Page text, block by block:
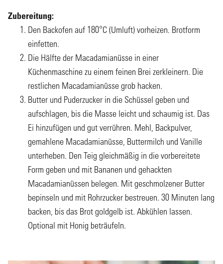
Zubereitung:
Den Backofen auf 180°C (Umluft) vorheizen. Brotform
einfetten.
Die Hälfte der Macadamianüsse in einer
Küchenmaschine zu einem feinen Brei zerkleinern. Die
restlichen Macadamianüsse grob hacken.
Butter und Puderzucker in die Schüssel geben und
aufschlagen, bis die Masse leicht und schaumig ist. Das
Ei hinzufügen und gut verrühren. Mehl, Backpulver,
gemahlene Macadamianüsse, Buttermilch und Vanille
unterheben. Den Teig gleichmäßig in die vorbereitete
Form geben und mit Bananen und gehackten
Macadamianüssen belegen. Mit geschmolzener Butter
bepinseln und mit Rohrzucker bestreuen. 30 Minuten lang
backen, bis das Brot goldgelb ist. Abkühlen lassen.
Optional mit Honig beträufeln.